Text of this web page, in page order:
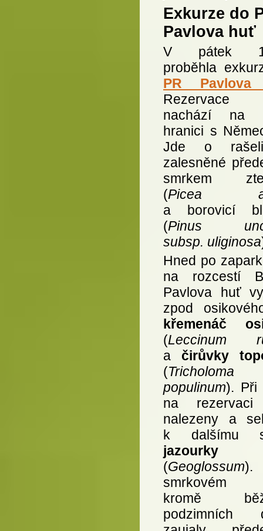
Exkurze do
Pavlova huť
V pátek
proběhla
PR
nachází na
hranici s
Jde o
zalesněné
smrkem
(Picea
a borovicí
(Pinus
subsp. uliginosa
Hned po
na rozcestí
Pavlova huť
zpod
křemenáč
(Leccinum
a čirůvky
(Tricholoma
populinum). Při
na
nalezeny a
k dalšímu
jazourky
(Geoglossum).
smrkovém
kromě
podzimních